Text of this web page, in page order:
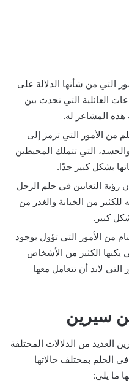
التي من شأنها الدلالة على
العائلية التي تحدث بين
هذه المشاعر له.
من الأمور التي ترمز إلى
التي تتملك المحيطين
بشكل كبير جدًا.
رؤية الثعابين في حلم الرجل
من الخيانة والغدر من
كبير.
من الأمور التي تؤول بوجود
يكنها الكثير من الأشخاص
لابد أن تتعامل معها
سيرين
العديد من الدلالات المختلفة
الحلم بمختلف حالاتها
ما يلي: